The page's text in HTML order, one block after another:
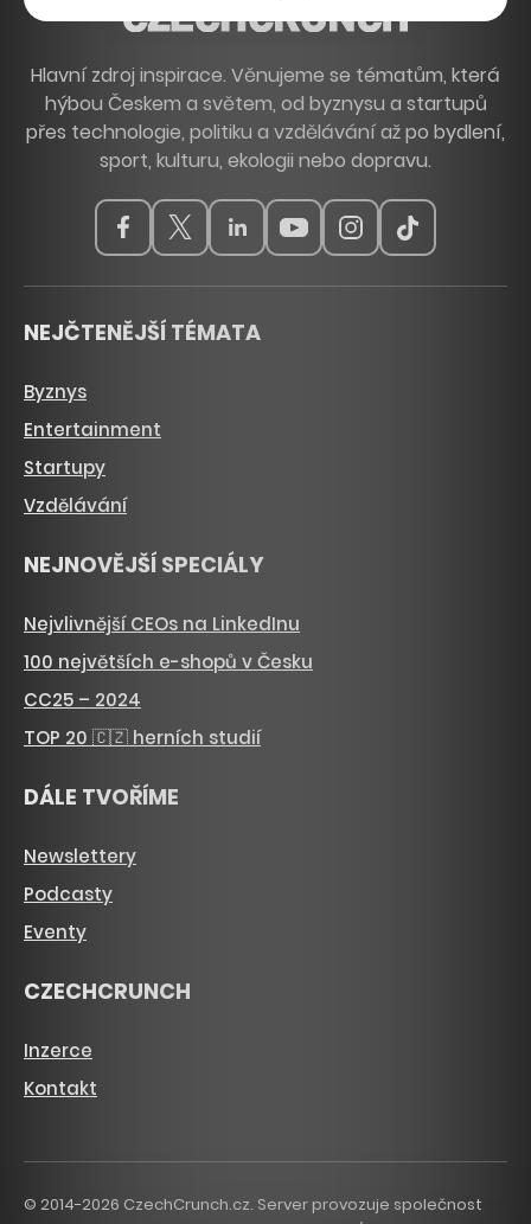
Hlavní zdroj inspirace. Věnujeme se tématům, která
hýbou Českem a světem, od byznysu a startupů
přes technologie, politiku a vzdělávání až po bydlení,
sport, kulturu, ekologii nebo dopravu.
NEJČTENĚJŠÍ TÉMATA
Byznys
Entertainment
Startupy
Vzdělávání
NEJNOVĚJŠÍ SPECIÁLY
Nejvlivnější CEOs na LinkedInu
100 největších e-shopů v Česku
CC25 – 2024
TOP 20 🇨🇿 herních studií
DÁLE TVOŘÍME
Newslettery
Podcasty
Eventy
CZECHCRUNCH
Inzerce
Kontakt
© 2014-2026 CzechCrunch.cz. Server provozuje společnost